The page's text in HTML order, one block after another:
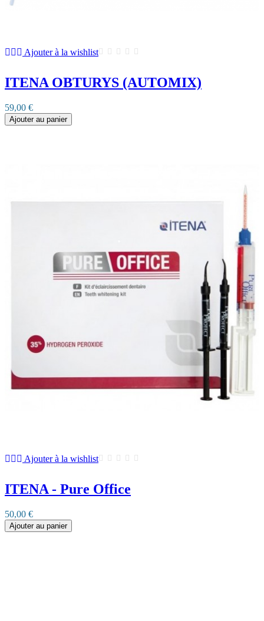
Ajouter à la wishlist
ITENA OBTURYS (AUTOMIX)
59,00 €
Ajouter au panier
Ajouter à la wishlist
ITENA - Pure Office
50,00 €
Ajouter au panier